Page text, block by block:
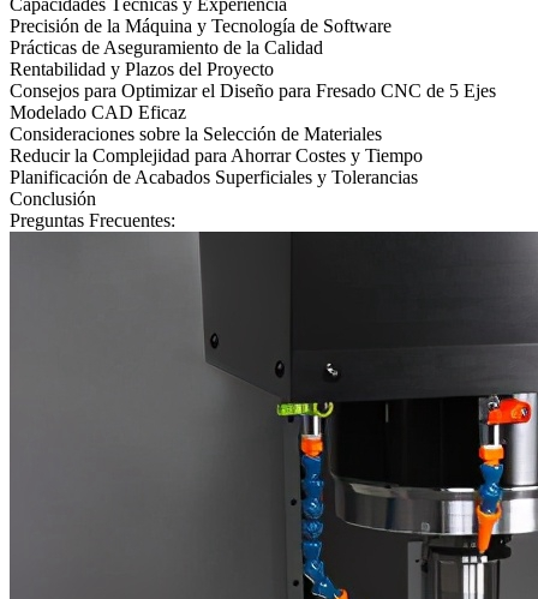
Precisión de la Máquina y Tecnología de Software
Prácticas de Aseguramiento de la Calidad
Rentabilidad y Plazos del Proyecto
Consejos para Optimizar el Diseño para Fresado CNC de 5 Ejes
Modelado CAD Eficaz
Consideraciones sobre la Selección de Materiales
Reducir la Complejidad para Ahorrar Costes y Tiempo
Planificación de Acabados Superficiales y Tolerancias
Conclusión
Preguntas Frecuentes: